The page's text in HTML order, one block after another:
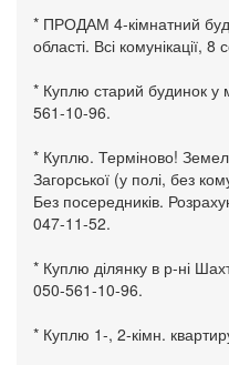
* ПРОДАМ 4-кімнатний
області. Всі комунікації,
* Куплю старий будинок у
561-10-96.
* Куплю. Терміново!
Загорської (у полі, без
Без посередників.
047-11-52.
* Куплю ділянку в р-ні
050-561-10-96.
* Куплю 1-, 2-кімн.